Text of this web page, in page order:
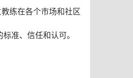
练在各个市场和社区
准、信任和认可。